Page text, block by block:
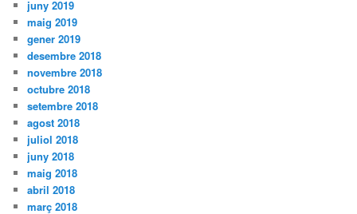
juny 2019
maig 2019
gener 2019
desembre 2018
novembre 2018
octubre 2018
setembre 2018
agost 2018
juliol 2018
juny 2018
maig 2018
abril 2018
març 2018